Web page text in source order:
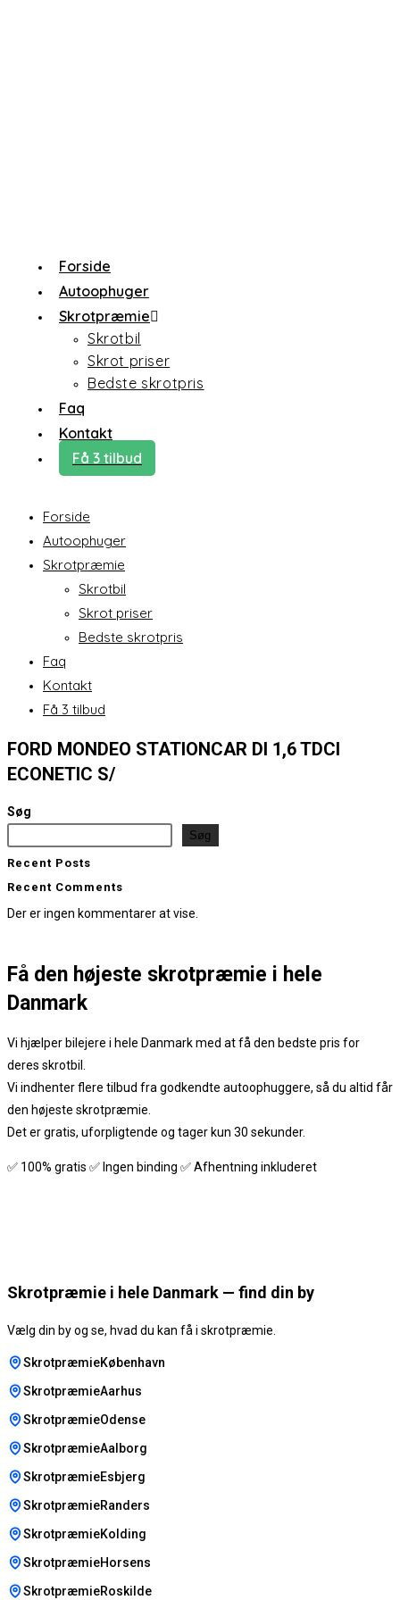
Forside
Autoophuger
Skrotpræmie
Skrotbil
Skrot priser
Bedste skrotpris
Faq
Kontakt
Få 3 tilbud
Forside
Autoophuger
Skrotpræmie
Skrotbil
Skrot priser
Bedste skrotpris
Faq
Kontakt
Få 3 tilbud
FORD MONDEO STATIONCAR DI 1,6 TDCI
ECONETIC S/
Søg
Søg
Recent Posts
Recent Comments
Der er ingen kommentarer at vise.
Få den højeste skrotpræmie i hele
Danmark
Vi hjælper bilejere i hele Danmark med at få den bedste pris for
deres skrotbil.
Vi indhenter flere tilbud fra godkendte autoophuggere, så du altid får
den højeste skrotpræmie.
Det er gratis, uforpligtende og tager kun 30 sekunder.
✅ 100% gratis ✅ Ingen binding ✅ Afhentning inkluderet
Skrotpræmie i hele Danmark — find din by
Vælg din by og se, hvad du kan få i skrotpræmie.
SkrotpræmieKøbenhavn
SkrotpræmieAarhus
SkrotpræmieOdense
SkrotpræmieAalborg
SkrotpræmieEsbjerg
SkrotpræmieRanders
SkrotpræmieKolding
SkrotpræmieHorsens
SkrotpræmieRoskilde